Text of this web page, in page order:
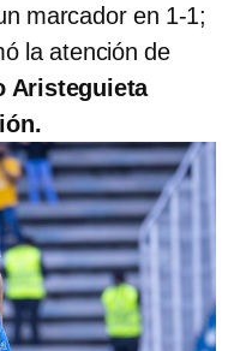
marcador en 1-1;
la atención de
Aristeguieta